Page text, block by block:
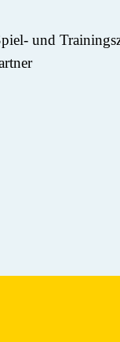
und